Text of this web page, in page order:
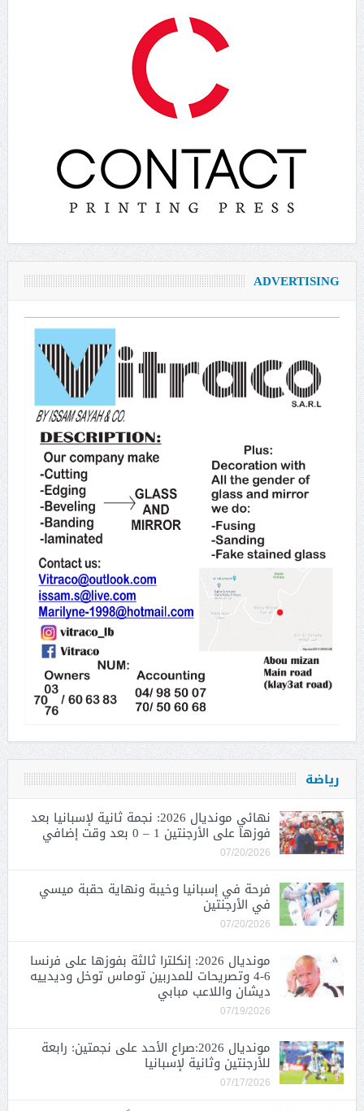
ADVERTISING
رياضة
نهائي مونديال 2026: نجمة ثانية لإسبانيا بعد
فوزها على الأرجنتين 1 – 0 بعد وقت إضافي
07/20/2026
فرحة في إسبانيا وخيبة ونهاية حقبة ميسي
في الأرجنتين
07/20/2026
مونديال 2026: إنكلترا ثالثة بفوزها على فرنسا
6-4 وتصريحات للمدربين توماس توخل وديدييه
ديشان واللاعب مبابي
07/19/2026
مونديال 2026:صراع الأحد على نجمتين: رابعة
للأرجنتين وثانية لإسبانيا
07/17/2026